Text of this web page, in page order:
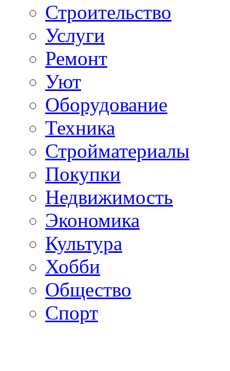
Строительство
Услуги
Ремонт
Уют
Оборудование
Техника
Стройматериалы
Покупки
Недвижимость
Экономика
Культура
Хобби
Общество
Спорт